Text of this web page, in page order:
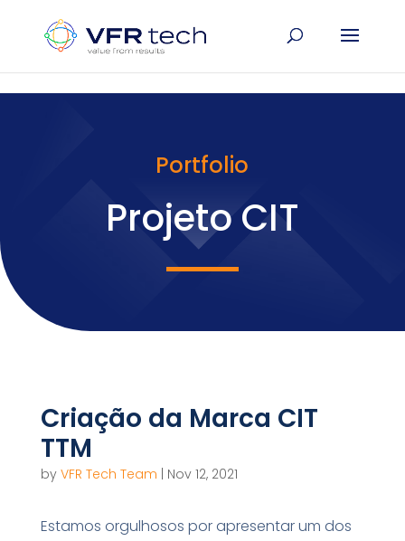
Portfolio
Projeto CIT
Criação da Marca CIT
TTM
by VFR Tech Team | Nov 12, 2021
Estamos orgulhosos por apresentar um dos